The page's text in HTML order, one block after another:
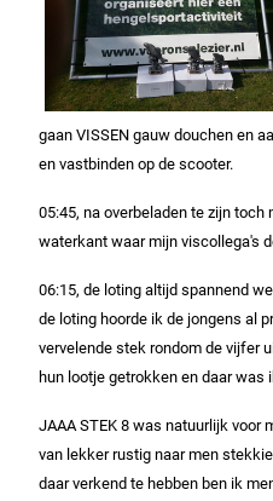
gaan VISSEN gauw douchen en
en vastbinden op de scooter.
05:45, na overbeladen te zijn toch
waterkant waar mijn viscollega's
06:15, de loting altijd spannend
de loting hoorde ik de jongens al
vervelende stek rondom de vijfer
hun lootje getrokken en daar was
JAAA STEK 8 was natuurlijk voor
van lekker rustig naar men
daar verkend te hebben ben ik